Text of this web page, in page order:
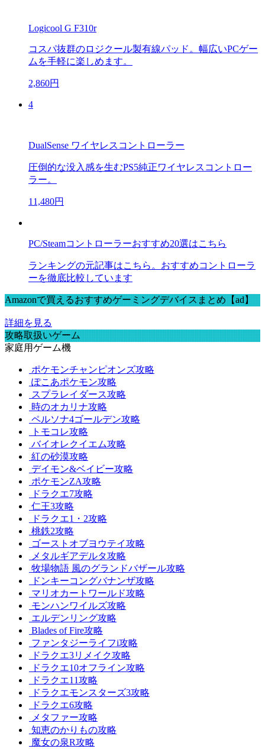
Logicool G F310r
コスパ抜群のロジクール製有線パッド。幅広いPCゲー
ムを手軽に楽しめます。
2,860円
4
DualSense ワイヤレスコントローラー
圧倒的な没入感を生むPS5純正ワイヤレスコントロー
ラー。
11,480円
PC/Steamコントローラーおすすめ20選はこちら
ランキングの元記事はこちら。おすすめコントローラ
ーを徹底比較しています
Amazonで買えるおすすめゲーミングデバイスまとめ【ad】
詳細を見る
攻略取扱いゲーム
家庭用ゲーム機
ポケモンチャンピオンズ攻略
ぽこあポケモン攻略
スプラレイダース攻略
時のオカリナ攻略
ペルソナ4ゴールデン攻略
トモコレ攻略
バイオレクイエム攻略
紅の砂漠攻略
デイモン&ベイビー攻略
ポケモンZA攻略
ドラクエ7攻略
仁王3攻略
ドラクエ1・2攻略
桃鉄2攻略
ゴーストオブヨウテイ攻略
メタルギアデルタ攻略
牧場物語 風のグランドバザール攻略
ドンキーコングバナンザ攻略
マリオカートワールド攻略
モンハンワイルズ攻略
エルデンリング攻略
Blades of Fire攻略
ファンタジーライフi攻略
ドラクエ3リメイク攻略
ドラクエ10オフライン攻略
ドラクエ11攻略
ドラクエモンスターズ3攻略
ドラクエ6攻略
メタファー攻略
知恵のかりもの攻略
魔女の泉R攻略